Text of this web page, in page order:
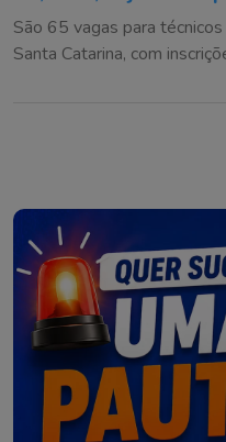
São 65 vagas para
Santa Catarina, com